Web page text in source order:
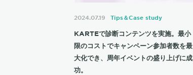
2024.07.19 Tips＆Case study
KARTEで診断コンテンツを実施。最小
限のコストでキャンペーン参加者数を最
大化でき、周年イベントの盛り上げに成
功。